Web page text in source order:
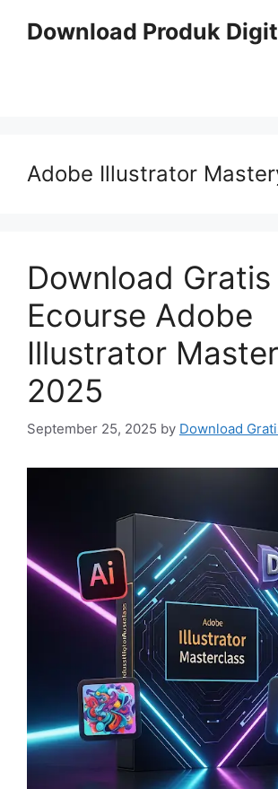
Download Produk
Adobe Illustrator
Download Gratis
Ecourse Adobe
Illustrator
2025
September 25, 2025 by Download